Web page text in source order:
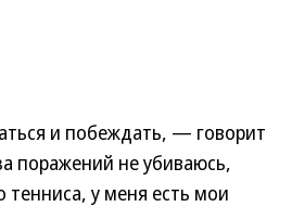
и побеждать, — говорит
поражений не убиваюсь,
у меня есть мои